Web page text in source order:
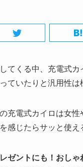
てくる中、充電式
ていたりと汎用性は
充電式カイロは女
感じたらサッと使え
ゼントにも！おし